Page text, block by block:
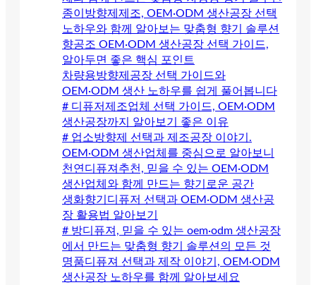
종이방향제제조, OEM·ODM 생산공장 선택
노하우와 함께 알아보는 맞춤형 향기 솔루션
향공조 OEM·ODM 생산공장 선택 가이드,
알아두면 좋은 핵심 포인트
차량용방향제공장 선택 가이드와
OEM·ODM 생산 노하우를 쉽게 풀어봅니다
# 디퓨저제조업체 선택 가이드, OEM·ODM
생산공장까지 알아보기 좋은 이유
# 업소방향제 선택과 제조공장 이야기.
OEM·ODM 생산업체를 중심으로 알아보니
천연디퓨져추천, 믿을 수 있는 OEM·ODM
생산업체와 함께 만드는 향기로운 공간
생화향기디퓨저 선택과 OEM·ODM 생산공
장 활용법 알아보기
# 방디퓨져, 믿을 수 있는 oem·odm 생산공장
에서 만드는 맞춤형 향기 솔루션의 모든 것
명품디퓨져 선택과 제작 이야기, OEM·ODM
생산공장 노하우를 함께 알아보세요